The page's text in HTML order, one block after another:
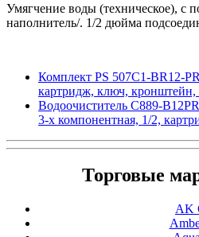
Умягчение воды (техническое), с
наполнитель/. 1/2 дюйма
Комплект PS 507С1-BR12-
картридж, ключ, кронштейн,
Водоочиститель C889-
3-х компонентная, 1/2,
Торговые
AK